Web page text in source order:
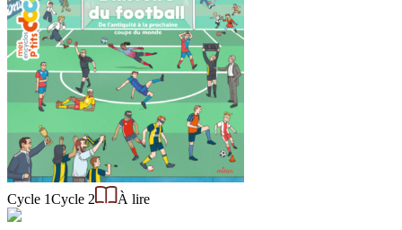
Cycle 1Cycle 2 À lire